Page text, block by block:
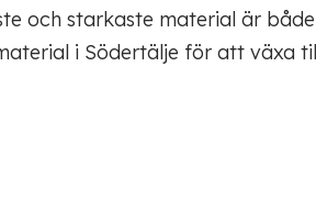
och starkaste material är
i Södertälje för att växa